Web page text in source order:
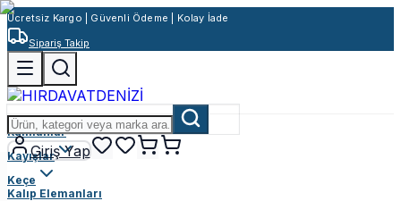
Ücretsiz Kargo | Güvenli Ödeme | Kolay İade
Sipariş Takip
Giriş Yap
Rulmanlar
Kayışlar
Keçe
Kalıp Elemanları